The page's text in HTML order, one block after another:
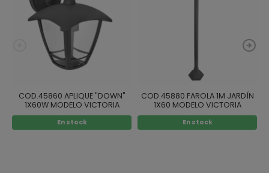
COD.45860 APLIQUE "DOWN"
1X60W MODELO VICTORIA
En stock
COD.45880 FAROLA 1M JARDÍN
1X60 MODELO VICTORIA
En stock